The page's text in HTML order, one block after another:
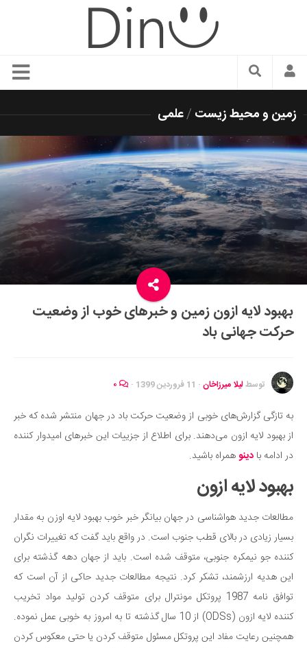
زیبایی و آرایش
شیک پوشی
دکوراسیون و چیدمان
غذا
رستوران گردی
آشپزی
سفر و گردشگری
ایران گردی
جهان گردی
موفقیت و مهارت‌های فردی
سلامت
تغذیه سالم
بهداشت
بیماری و درمان
کودک و مادر
ورزش و تندرستی
روانشناسی
مراکز پزشکی و دارویی
فرهنگ و هنر
سینما و تئاتر
تلویزیون
زمین و محیط زیست /علمی
بهبود لایه ازون زمین و خبرهای خوب از وضعیت
حرکت جهانی باد
توسطلیلا میرزاخان · 11 فروردین 1399 ·
به تازگی گزارش‌های خوبی از وضعیت حرکت باد در جهان منتشر شده که خبر
از بهبود لایه ازون می‌دهند. برای اطلاع از جزییات این خبرهای امیدوار کننده
در ادامه با دینوهمراه باشید.
بهبود لایه ازون
مطالعات جدید هواشناسی در جهان بیانگر خبر خوب بهبود لایه اوزن به مقدار
بسیار زیادی در بالای قطب جنوب است. در واقع باید گفت که تغییرات نگران
کننده جو نیمکره جنوبی، متوقف شده است. باید از جهان دهه گذشته برای
این هدیه ارزشمند، تشکر کرد. نتیجه مطالعات جدید حاکی از آن است که
توافق نامه 1987 پروتکل مونترال برای متوقف کردن تولید مواد تخریب
کننده لایه ازون (ODSs) از 10 سال گذشته تا به امروز به خوبی عمل نموده.
همچنین رعایت مفاد این پروتکل مسئول متوقف کردن یا حتی معکوس کردن